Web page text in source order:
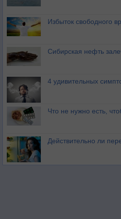
Избыток свободного
Сибирская нефть
4 удивительных
Что не нужно есть,
Действительно ли